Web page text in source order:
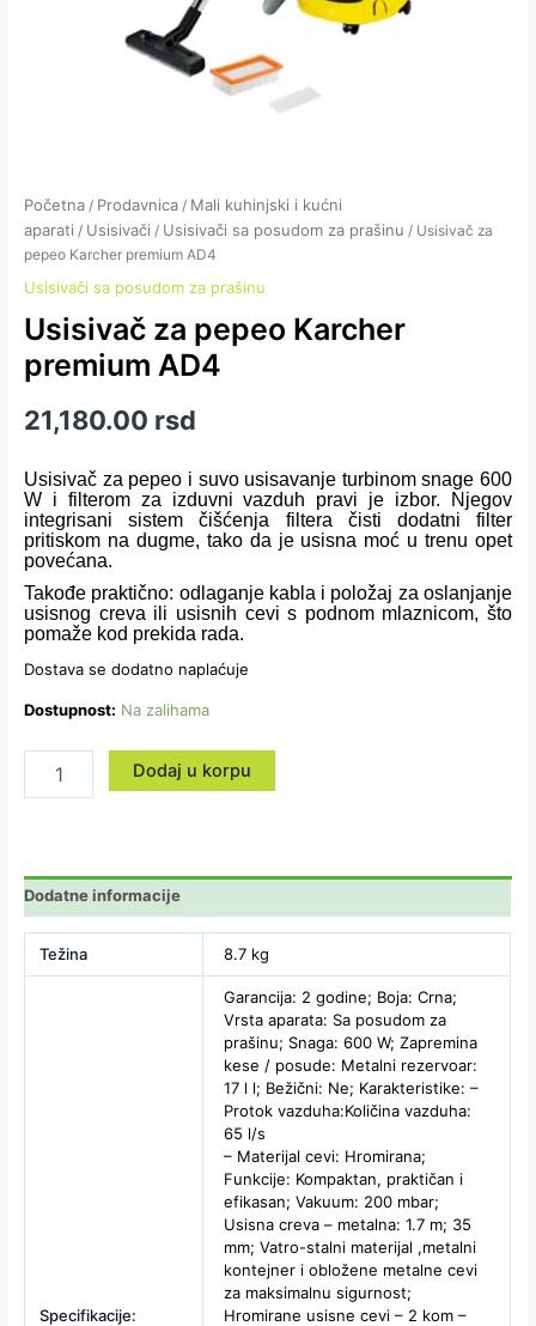
Početna / Prodavnica / Mali kuhinjski i kućni
aparati / Usisivači / Usisivači sa posudom za prašinu / Usisivač za
pepeo Karcher premium AD4
Usisivači sa posudom za prašinu
Usisivač za pepeo Karcher
premium AD4
21,180.00 rsd
Usisivač za pepeo i suvo usisavanje turbinom snage 600
W i filterom za izduvni vazduh pravi je izbor. Njegov
integrisani sistem čišćenja filtera čisti dodatni filter
pritiskom na dugme, tako da je usisna moć u trenu opet
povećana.
Takođe praktično: odlaganje kabla i položaj za oslanjanje
usisnog creva ili usisnih cevi s podnom mlaznicom, što
pomaže kod prekida rada.
Dostava se dodatno naplaćuje
Dostupnost: Na zalihama
Dodaj u korpu
Dodatne informacije
Težina 8.7 kg
Specifikacije:
Garancija: 2 godine; Boja: Crna;
Vrsta aparata: Sa posudom za
prašinu; Snaga: 600 W; Zapremina
kese / posude: Metalni rezervoar:
17 l l; Bežični: Ne; Karakteristike: –
Protok vazduha:Količina vazduha:
65 l/s
– Materijal cevi: Hromirana;
Funkcije: Kompaktan, praktičan i
efikasan; Vakuum: 200 mbar;
Usisna creva – metalna: 1.7 m; 35
mm; Vatro-stalni materijal ,metalni
kontejner i obložene metalne cevi
za maksimalnu sigurnost;
Hromirane usisne cevi – 2 kom –